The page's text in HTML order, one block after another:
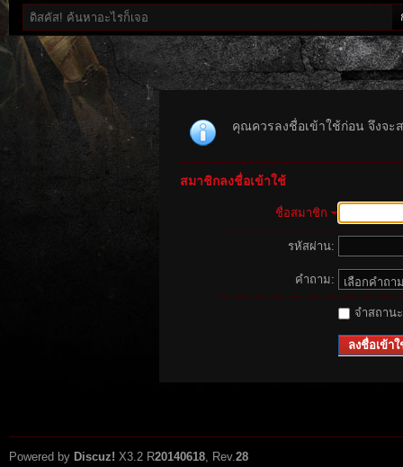
คุณควรลงชื่อเข้าใช้ก่อน จึงจะ
สมาชิกลงชื่อเข้าใช้
ชื่อสมาชิก
รหัสผ่าน:
คำถาม:
จำสถาน
ลงชื่อเข้าใ
Powered by Discuz! X3.2 R20140618, Rev.28